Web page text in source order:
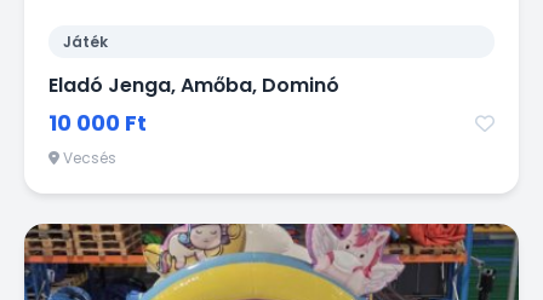
Játék
Eladó Jenga, Amőba, Dominó
10 000 Ft
Vecsés